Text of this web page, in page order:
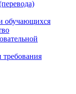
обучающихся
требования